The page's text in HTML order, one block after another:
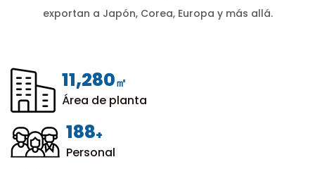
12,000㎡
Área de planta
200+
Personal
exportan a Japón, Corea, Europa y más allá.